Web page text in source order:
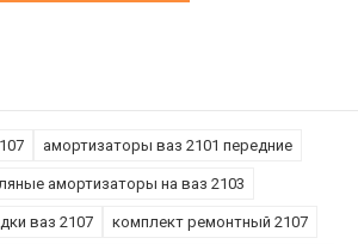
амортизаторы ваз 2101 передние
амортизаторы на ваз 2103
ваз 2107 комплект ремонтный 2107